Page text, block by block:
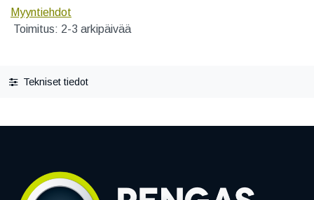
Myyntiehdot
Toimitus: 2-3 arkipäivää
Tekniset tiedot